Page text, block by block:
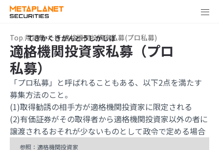
Top 用語集 た行 適格機関投資家私募(プロ私募)
適格機関投資家私募 （プロ
私募）
「プロ私募」と呼ばれることもある、以下2点を満たす
募集方法のこと。
(1)取得勧誘の相手方が適格機関投資家に限定される
(2)有価証券がその取得者から適格機関投資家以外の者に
譲渡されるおそれが少ないものとして政令で定める場合
参照：適格機関投資家